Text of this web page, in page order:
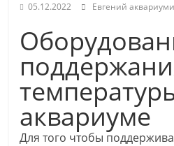
05.12.2022 Евгений
аквариуме
Для того чтобы